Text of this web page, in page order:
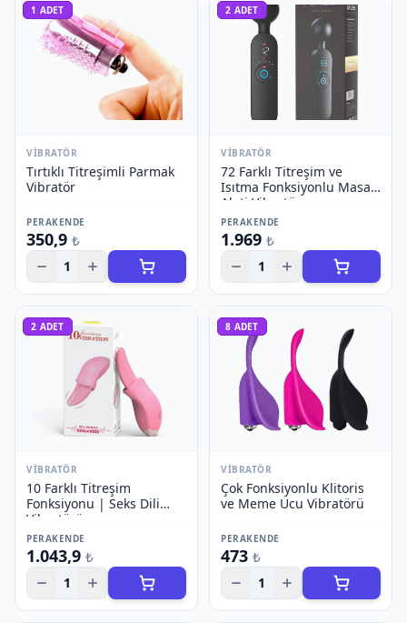
1 ADET
VIBRATÖR
Tırtıklı Titreşimli Parmak
Vibratör
PERAKENDE
350,9 ₺
1
2 ADET
VIBRATÖR
72 Farklı Titreşim ve
Isıtma Fonksiyonlu Masaj
Aleti Vibratör
PERAKENDE
1.969 ₺
1
2 ADET
VIBRATÖR
10 Farklı Titreşim
Fonksiyonu | Seks Dili
Vibratörü
PERAKENDE
1.043,9 ₺
1
8 ADET
VIBRATÖR
Çok Fonksiyonlu Klitoris
ve Meme Ucu Vibratörü
PERAKENDE
473 ₺
1